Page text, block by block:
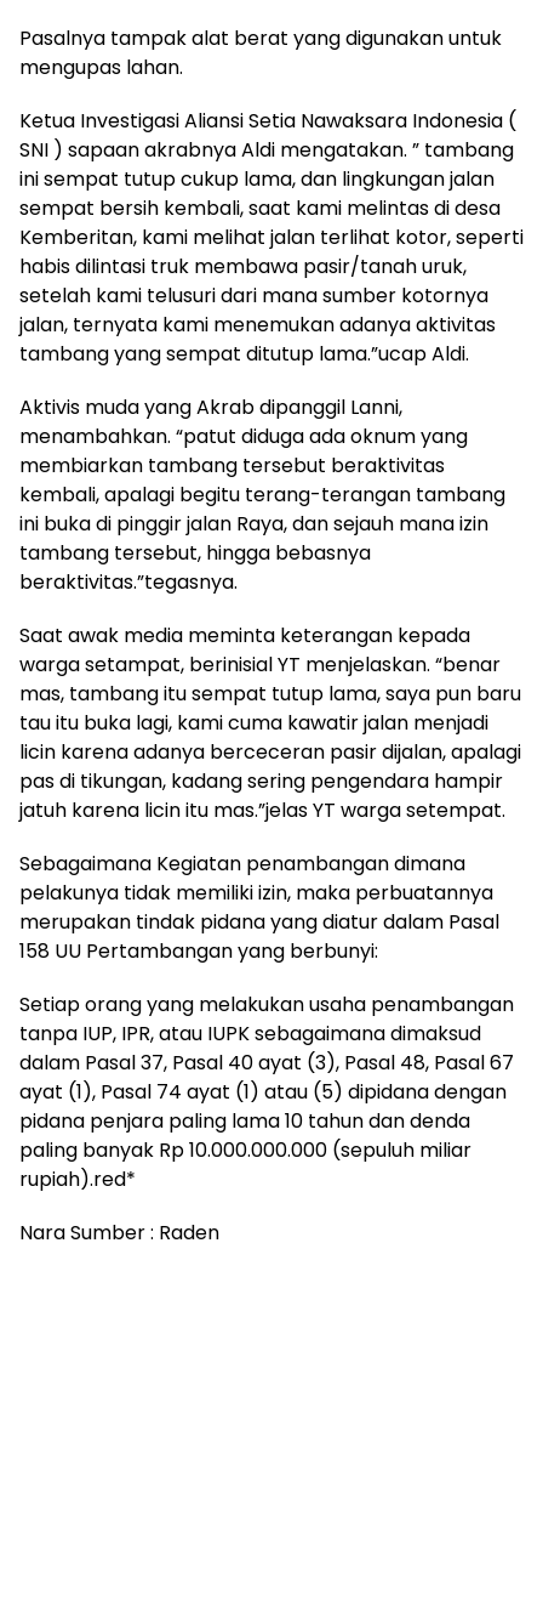
Pasalnya tampak alat berat yang digunakan untuk
mengupas lahan.
Ketua Investigasi Aliansi Setia Nawaksara Indonesia (
SNI ) sapaan akrabnya Aldi mengatakan. ” tambang
ini sempat tutup cukup lama, dan lingkungan jalan
sempat bersih kembali, saat kami melintas di desa
Kemberitan, kami melihat jalan terlihat kotor, seperti
habis dilintasi truk membawa pasir/tanah uruk,
setelah kami telusuri dari mana sumber kotornya
jalan, ternyata kami menemukan adanya aktivitas
tambang yang sempat ditutup lama.”ucap Aldi.
Aktivis muda yang Akrab dipanggil Lanni,
menambahkan. “patut diduga ada oknum yang
membiarkan tambang tersebut beraktivitas
kembali, apalagi begitu terang-terangan tambang
ini buka di pinggir jalan Raya, dan sejauh mana izin
tambang tersebut, hingga bebasnya
beraktivitas.”tegasnya.
Saat awak media meminta keterangan kepada
warga setampat, berinisial YT menjelaskan. “benar
mas, tambang itu sempat tutup lama, saya pun baru
tau itu buka lagi, kami cuma kawatir jalan menjadi
licin karena adanya berceceran pasir dijalan, apalagi
pas di tikungan, kadang sering pengendara hampir
jatuh karena licin itu mas.”jelas YT warga setempat.
Sebagaimana Kegiatan penambangan dimana
pelakunya tidak memiliki izin, maka perbuatannya
merupakan tindak pidana yang diatur dalam Pasal
158 UU Pertambangan yang berbunyi:
Setiap orang yang melakukan usaha penambangan
tanpa IUP, IPR, atau IUPK sebagaimana dimaksud
dalam Pasal 37, Pasal 40 ayat (3), Pasal 48, Pasal 67
ayat (1), Pasal 74 ayat (1) atau (5) dipidana dengan
pidana penjara paling lama 10 tahun dan denda
paling banyak Rp 10.000.000.000 (sepuluh miliar
rupiah).red*
Nara Sumber : Raden